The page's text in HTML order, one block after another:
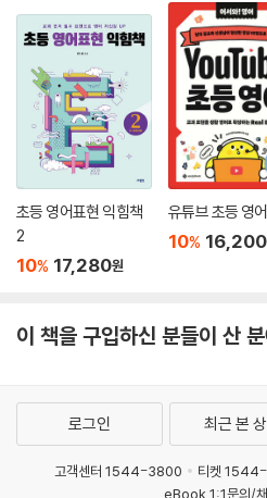
씩 들으면서 원하는 만큼 말하기 연습을
초등 영어표현 익힘책
2
10% 17,280원
유튜브 초등 영어
10% 16,200
이 책을 구입하신 분들이 산
로그인 최근 본
고객센터 1544-3800 티켓
eBook 1:1문의/